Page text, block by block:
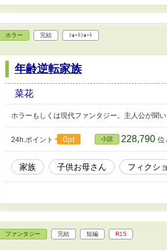
ホラー 完結 ｼｮｰﾄｼｮｰﾄ
年齢逆転家族
菜花
ホラーもしくは現代ファンタジー。主人公が聞
24h.ポイント 0pt 小説 228,790 位
家族 子供お母さん フィクシ
ファンタジー 完結 短編 R15